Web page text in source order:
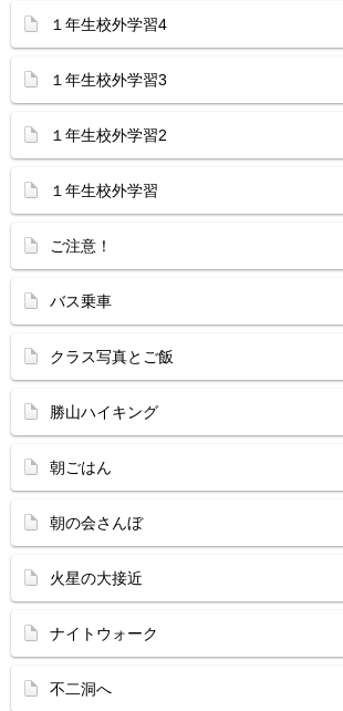
１年生校外学習4
１年生校外学習3
１年生校外学習2
１年生校外学習
ご注意！
バス乗車
クラス写真とご飯
勝山ハイキング
朝ごはん
朝の会さんぼ
火星の大接近
ナイトウォーク
不二洞へ